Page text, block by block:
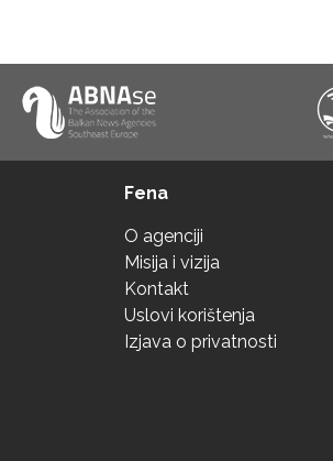
Fena
O agenciji
Misija i vizija
Kontakt
Uslovi korištenja
Izjava o privatnosti